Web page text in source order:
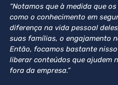
“Notamos que à medida que
como o conhecimento em
diferença na vida pessoal
suas famílias, o engajamento
Então, focamos bastante
liberar conteúdos que ajudem
fora da empresa.”